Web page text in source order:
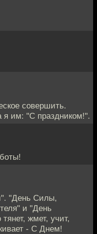
совершить.
я им: "С праздником!".
"День Силы,
и "День
жмет, учит,
- С Днем!